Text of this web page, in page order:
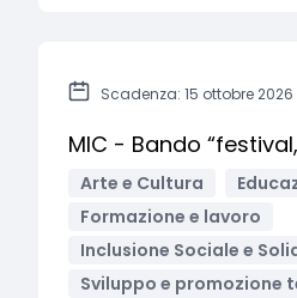
Scadenza: 15 ottobre 2026
MIC - Bando
Arte e Cultura
Formazione e lavoro
Inclusione Sociale e
Sviluppo e promozione